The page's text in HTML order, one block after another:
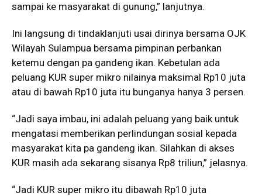
sampai ke masyarakat di gunung,” lanjutnya.
Ini langsung di tindaklanjuti usai dirinya bersama OJK
Wilayah Sulampua bersama pimpinan perbankan
ketemu dengan pa gandeng ikan. Kebetulan ada
peluang KUR super mikro nilainya maksimal Rp10 juta
atau di bawah Rp10 juta itu bunganya hanya 3 persen.
“Jadi saya imbau, ini adalah peluang yang baik untuk
mengatasi memberikan perlindungan sosial kepada
masyarakat kita pa gandeng ikan. Silahkan di akses
KUR masih ada sekarang sisanya Rp8 triliun,” jelasnya.
“Jadi KUR super mikro itu dibawah Rp10 juta